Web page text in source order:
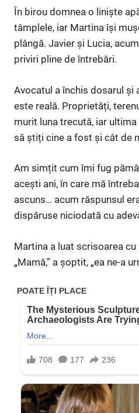
În birou domnea o liniște
tâmplele, iar Martina își
plângă. Javier și Lucia,
priviri pline de întrebări.
Avocatul a închis dosarul și
este reală. Proprietăți,
murit luna trecută, iar
să știți cine a fost și cât de
Am simțit cum îmi fug
acești ani, în care mă
ascuns… acum răspunsul
dispăruse niciodată cu
Martina a luat scrisoarea
„Mamă,” a șoptit, „ea ne-a